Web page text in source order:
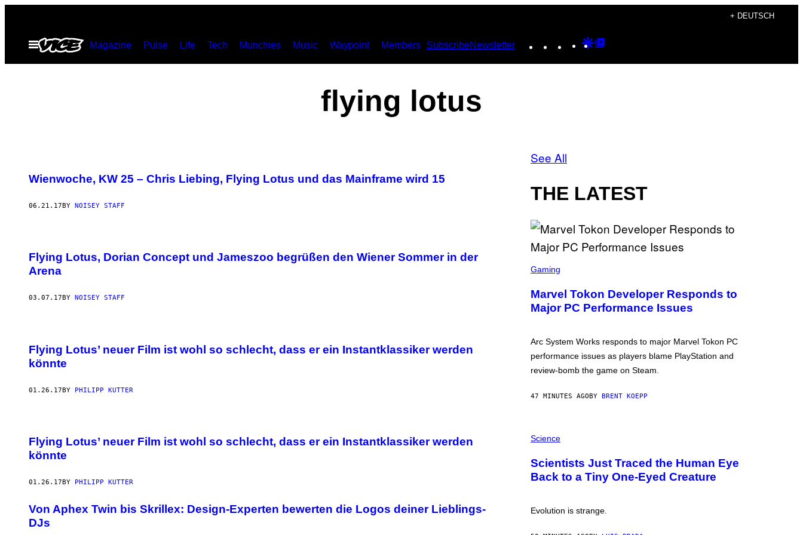
content
+ DEUTSCH
Open
Menu
Magazine Pulse Life Tech Munchies Music Waypoint Members SubscribeNewsletter Instagram
TikTokYouTube
Google
flying lotus
Wienwoche, KW 25 – Chris Liebing, Flying Lotus und das Mainframe wird 15
06.21.17BY NOISEY STAFF
Flying Lotus, Dorian Concept und Jameszoo begrüßen den Wiener Sommer in der
Arena
03.07.17 BY NOISEY STAFF
Flying Lotus’ neuer Film ist wohl so schlecht, dass er ein Instantklassiker werden
könnte
01.26.17BY PHILIPP KUTTER
Flying Lotus’ neuer Film ist wohl so schlecht, dass er ein Instantklassiker werden
könnte
01.26.17 BY PHILIPP KUTTER
Von Aphex Twin bis Skrillex: Design-Experten bewerten die Logos deiner Lieblings-
DJs
See All
THE LATEST
C
E
N
S
T
P
A
S
O
S
T
E
Gaming
Marvel Tokon Developer Responds to
Major PC Performance Issues
Arc System Works responds to major Marvel Tokon PC
performance issues as players blame PlayStation and
review-bomb the game on Steam.
47 MINUTES AGO BY BRENT KOEPP
H
O
:
C
I
Science
Scientists Just Traced the Human Eye
Back to a Tiny One-Eyed Creature
Evolution is strange.